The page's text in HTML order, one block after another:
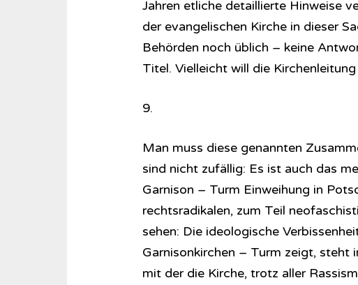
Jahren etliche detaillierte Hinweise
der evangelischen Kirche in dieser
Behörden noch üblich – keine
Titel. Vielleicht will die
9.
Man muss diese genannten
sind nicht zufällig: Es ist auch das
Garnison – Turm Einweihung in
rechtsradikalen, zum Teil
sehen: Die ideologische
Garnisonkirchen – Turm zeigt, steht
mit der die Kirche, trotz aller